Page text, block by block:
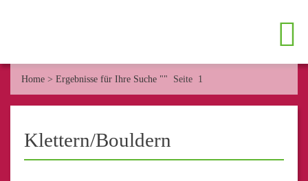
Home > Ergebnisse für Ihre Suche "" Seite 1
Klettern/Bouldern